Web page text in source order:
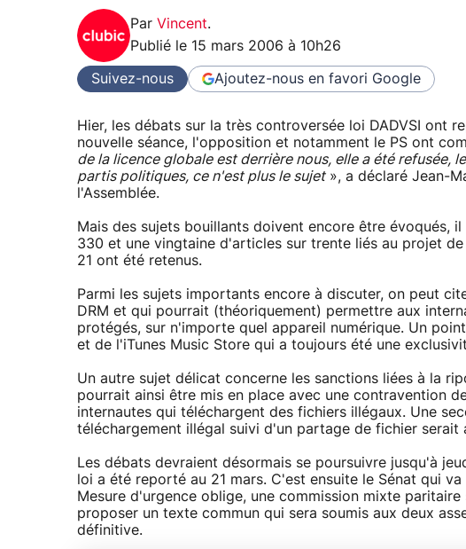
Par Vincent.
Publié le 15 mars 2006 à 10h26
Suivez-nous Ajoutez-nous en favori Google
Hier, les débats sur la très controversée loi DADVSI ont
nouvelle séance, l'opposition et notamment le PS ont
de la licence globale est derrière nous, elle a été refusée,
partis politiques, ce n'est plus le sujet», a déclaré Jean-
l'Assemblée.
Mais des sujets bouillants doivent encore être évoqués,
330 et une vingtaine d'articles sur trente liés au projet
21 ont été retenus.
Parmi les sujets importants encore à discuter, on peut
DRM et qui pourrait (théoriquement) permettre aux
protégés, sur n'importe quel appareil numérique. Un
et de l'iTunes Music Store qui a toujours été une
Un autre sujet délicat concerne les sanctions liées à la
pourrait ainsi être mis en place avec une contravention
internautes qui téléchargent des fichiers illégaux. Une
téléchargement illégal suivi d'un partage de fichier serait
Les débats devraient désormais se poursuivre jusqu'à
loi a été reporté au 21 mars. C'est ensuite le Sénat qui
Mesure d'urgence oblige, une commission mixte
proposer un texte commun qui sera soumis aux deux
définitive.